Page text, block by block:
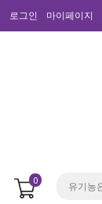
로그인 마이페이지
0